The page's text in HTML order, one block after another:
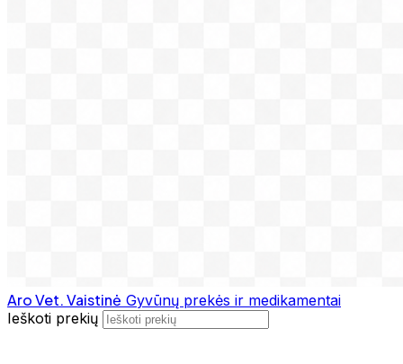
Aro Vet. Vaistinė Gyvūnų prekės ir medikamentai
Ieškoti prekių